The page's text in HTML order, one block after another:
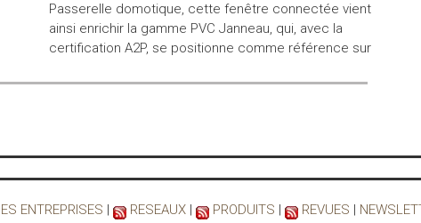
Passerelle domotique, cette fenêtre connectée vient
ainsi enrichir la gamme PVC Janneau, qui, avec la
certification A2P, se positionne comme référence sur
ENTREPRISES RESEAUX PRODUITS REVUES